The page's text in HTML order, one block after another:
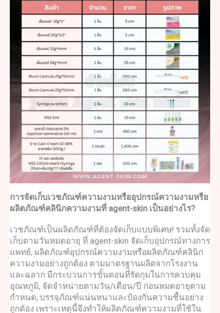
การจัดเก็บเวชภัณฑ์ความงามหรืออุปกรณ์ความงามหรือ
ผลิตภัณฑ์คลินิกความงามที่ agent-skin เป็นอย่างไร?
เวชภัณฑ์เป็นผลิตภัณฑ์ที่ต้องจัดเก็บแบบพิเศษ! รวมทั้งจัด
เก็บตามวันหมดอายุ ที่ agent-skin จัดเก็บอุปกรณ์ทางการ
แพทย์, ผลิตภัณฑ์อุปกรณ์ความงามหรือผลิตภัณฑ์คลินิก
ความงามอย่างถูกต้อง ตามมาตรฐานผลิตจากโรงงาน
และฉลาก มีกระบวนการขั้นตอนที่รัดกุมในการควบคุม
อุณหภูมิ, จัดจำหน่ายตามวัน/เดือน/ปี ก่อนหมดอายุตาม
กำหนด, บรรจุภัณฑ์แน่นหนาและป้องกันความชื้นอย่าง
ถูกต้อง เพราะเหตุนี้จึงทำให้ผลิตภัณฑ์ความงามที่ใช้ใน